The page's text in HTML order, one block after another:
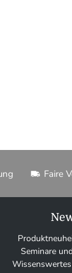
Faire
Seminare